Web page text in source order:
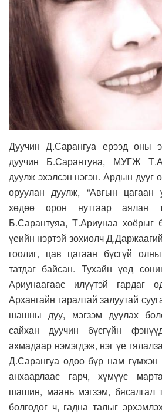
Дуучин Д.Сарангуа ерээд оны
дуучин Б.Сарантуяа, МУГЖ
дуулж эхэлсэн нэгэн. Ардын дууг
оруулан дуулж, “Авгын цагаан
хөдөө орон нутгаар аялан
Б.Сарантуяа, Т.Ариунаа хоёрыг
үеийн нэртэй зохиолч
гоолиг, цав цагаан бүсгүй
татдаг байсан. Тухайн үед
Ариунаагаас илүүтэй гардаг
Архангайн гаралтай залуутай
шашны дуу, мэгзэм дуулах
сайхан дуучин бүсгүйн
ахмадаар нэмэгдэж, нэг үе
Д.Сарангуа одоо бүр нам
анхаарлаас гарч, хүмүүс
шашин, маань мэгзэм, бясалгал
болгодог ч, гадна талыг